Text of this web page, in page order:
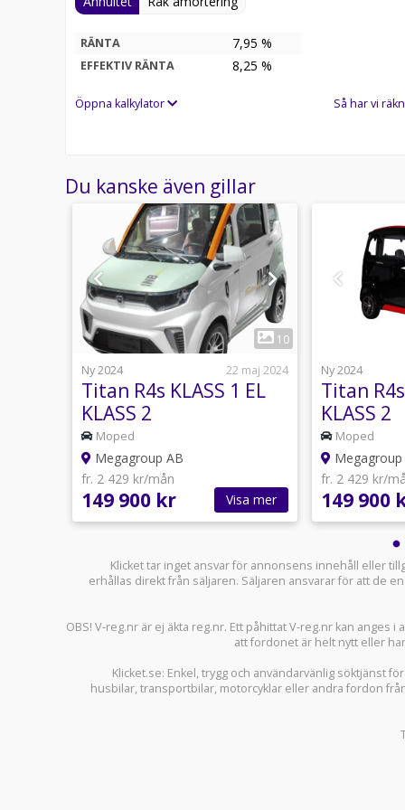
RÄNTA 7,95 %
EFFEKTIV RÄNTA 8,25 %
Öppna kalkylator Så har vi
Du kanske även gillar
1
10
Ny 2024
22 maj 2024
Titan R4s KLASS 1 EL
KLASS 2
Moped
Megagroup AB
fr. 2 429 kr/mån
149 900 kr Visa mer
Ny 2024
Titan
KLASS 2
Moped
Megagroup
fr. 2 429 kr/
149 900
Klicket tar inget ansvar för annonsens innehåll eller
erhållas direkt från säljaren. Säljaren ansvarar för att de
OBS! V-reg.nr är ej äkta reg.nr. Ett påhittat V-reg.nr kan
att fordonet är helt nytt eller
Klicket.se: Enkel, trygg och användarvänlig söktjänst
husbilar,transportbilar, motorcyklar eller andra fordon